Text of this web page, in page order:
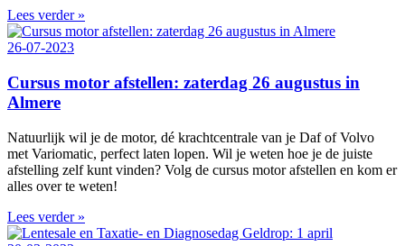
Lees verder »
26-07-2023
Cursus motor afstellen: zaterdag 26 augustus in
Almere
Natuurlijk wil je de motor, dé krachtcentrale van je Daf of Volvo
met Variomatic, perfect laten lopen. Wil je weten hoe je de juiste
afstelling zelf kunt vinden? Volg de cursus motor afstellen en kom er
alles over te weten!
Lees verder »